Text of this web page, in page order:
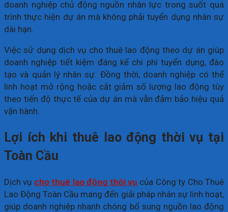
doanh nghiệp chủ động nguồn nhân lực trong suốt quá
trình thực hiện dự án mà không phải tuyển dụng nhân sự
dài hạn.
Việc sử dụng dịch vụ cho thuê lao động theo dự án giúp
doanh nghiệp tiết kiệm đáng kể chi phí tuyển dụng, đào
tạo và quản lý nhân sự. Đồng thời, doanh nghiệp có thể
linh hoạt mở rộng hoặc cắt giảm số lượng lao động tùy
theo tiến độ thực tế của dự án mà vẫn đảm bảo hiệu quả
vận hành.
Lợi ích khi thuê lao động thời vụ tại
Toàn Cầu
Dịch vụ cho thuê lao động thời vụ của Công ty Cho Thuê
Lao Động Toàn Cầu mang đến giải pháp nhân sự linh hoạt,
giúp doanh nghiệp nhanh chóng bổ sung nguồn lao động